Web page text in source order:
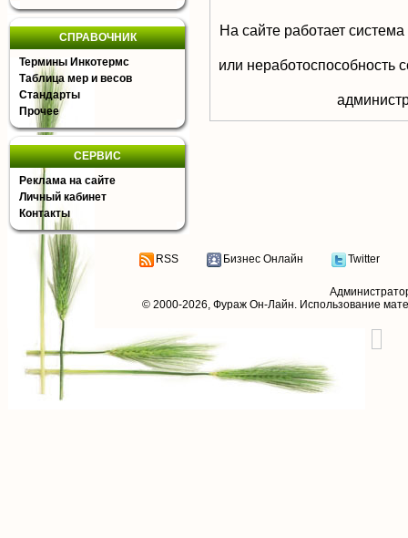
СПРАВОЧНИК
Термины Инкотермс
Таблица мер и весов
Стандарты
Прочее
СЕРВИС
Реклама на сайте
Личный кабинет
Контакты
На сайте работает
или неработоспособность
RSS Бизнес Онлайн Twitter
© 2000-2026, Фураж Он-Лайн. Использование